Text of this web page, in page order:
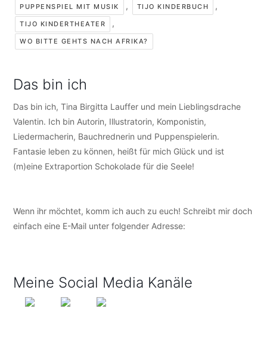
PUPPENSPIEL MIT MUSIK , TIJO KINDERBUCH ,
TIJO KINDERTHEATER ,
WO BITTE GEHTS NACH AFRIKA?
Das bin ich
Das bin ich, Tina Birgitta Lauffer und mein Lieblingsdrache
Valentin. Ich bin Autorin, Illustratorin, Komponistin,
Liedermacherin, Bauchrednerin und Puppenspielerin.
Fantasie leben zu können, heißt für mich Glück und ist
(m)eine Extraportion Schokolade für die Seele!
Wenn ihr möchtet, komm ich auch zu euch! Schreibt mir doch
einfach eine E-Mail unter folgender Adresse:
Meine Social Media Kanäle